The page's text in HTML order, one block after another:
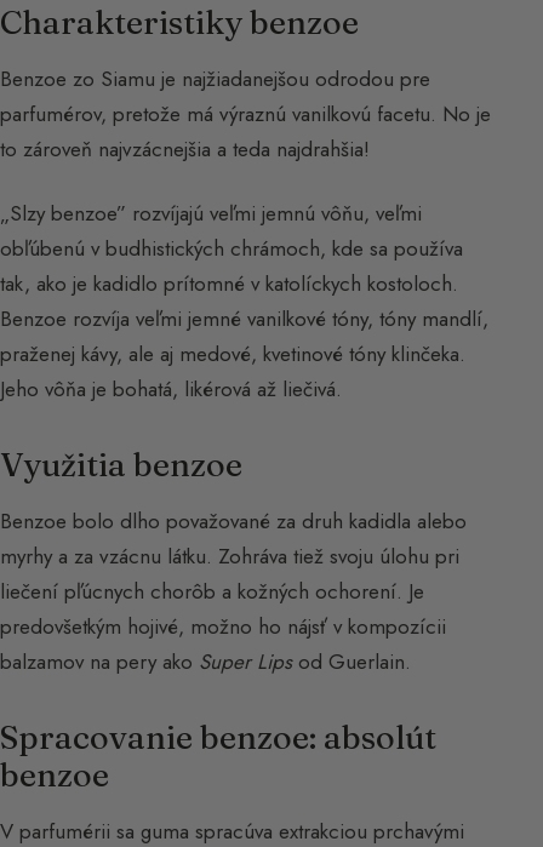
Charakteristiky benzoe
Benzoe zo Siamu je najžiadanejšou odrodou pre
parfumérov, pretože má výraznú vanilkovú facetu. No je
to zároveň najvzácnejšia a teda najdrahšia!
„Slzy benzoe” rozvíjajú veľmi jemnú vôňu, veľmi
obľúbenú v budhistických chrámoch, kde sa používa
tak, ako je kadidlo prítomné v katolíckych kostoloch.
Benzoe rozvíja veľmi jemné vanilkové tóny, tóny mandlí,
praženej kávy, ale aj medové, kvetinové tóny klinčeka.
Jeho vôňa je bohatá, likérová až liečivá.
Využitia benzoe
Benzoe bolo dlho považované za druh kadidla alebo
myrhy a za vzácnu látku. Zohráva tiež svoju úlohu pri
liečení pľúcnych chorôb a kožných ochorení. Je
predovšetkým hojivé, možno ho nájsť v kompozícii
balzamov na pery ako Super Lipsod Guerlain.
Spracovanie benzoe: absolút
benzoe
V parfumérii sa guma spracúva extrakciou prchavými